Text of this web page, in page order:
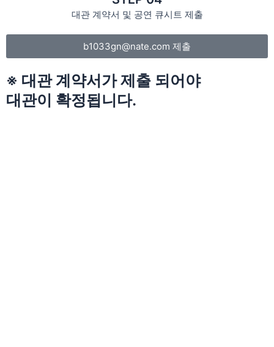
대관 계약서 및 공연 큐시트 제출
b1033gn@nate.com 제출
※ 대관 계약서가 제출 되어야
대관이 확정됩니다.